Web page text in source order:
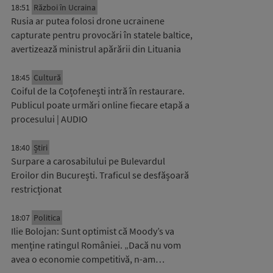
18:51 Război în Ucraina
Rusia ar putea folosi drone ucrainene
capturate pentru provocări în statele baltice,
avertizează ministrul apărării din Lituania
18:45 Cultură
Coiful de la Coțofenești intră în restaurare.
Publicul poate urmări online fiecare etapă a
procesului | AUDIO
18:40 Știri
Surpare a carosabilului pe Bulevardul
Eroilor din București. Traficul se desfășoară
restricționat
18:07 Politica
Ilie Bolojan: Sunt optimist că Moody’s va
menține ratingul României. „Dacă nu vom
avea o economie competitivă, n-am…